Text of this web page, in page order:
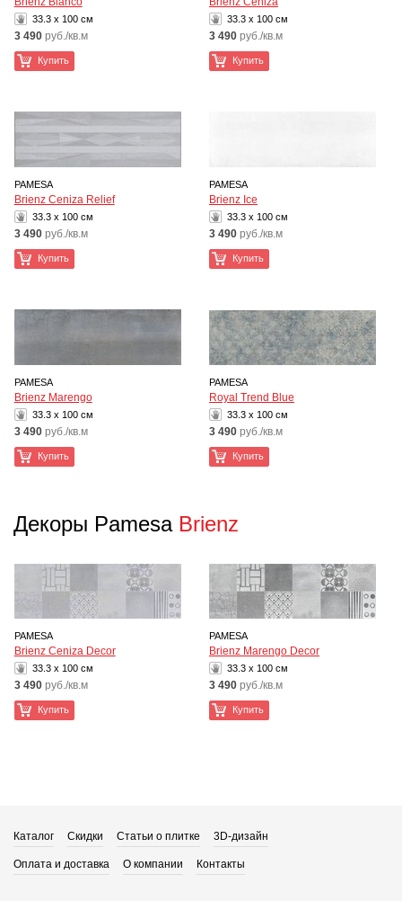
33.3 x 100 см
3 490 руб./кв.м
Купить
33.3 x 100 см
3 490 руб./кв.м
Купить
PAMESA
Brienz Ceniza Relief
33.3 x 100 см
3 490 руб./кв.м
Купить
PAMESA
Brienz Ice
33.3 x 100 см
3 490 руб./кв.м
Купить
PAMESA
Brienz Marengo
33.3 x 100 см
3 490 руб./кв.м
Купить
PAMESA
Royal Trend Blue
33.3 x 100 см
3 490 руб./кв.м
Купить
Декоры Pamesa Brienz
PAMESA
Brienz Ceniza Decor
33.3 x 100 см
3 490 руб./кв.м
Купить
PAMESA
Brienz Marengo Decor
33.3 x 100 см
3 490 руб./кв.м
Купить
Каталог Скидки Статьи о плитке 3D-дизайн
Оплата и доставка О компании Контакты